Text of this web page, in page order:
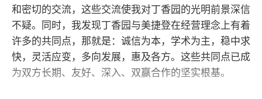
和密切的交流，这些交流使我对丁香园的光明前景深信
不疑。同时，我发现丁香园与美捷登在经营理念上有着
许多的共同点，那就是：诚信为本，学术为主，稳中求
快，灵活应变，多向发展，惠及各方。这些共同点已成
为双方长期、友好、深入、双赢合作的坚实根基。